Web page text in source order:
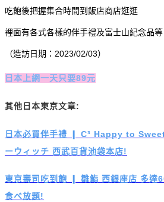
吃飽後把握集合時間到飯店商店逛逛
裡面有各式各樣的伴手禮及富士山紀念品
（造訪日期：2023/02/03）
日本上網一天只要89元
其他日本東京文章:
日本必買伴手禮 ❙ C³ Happy to
ーウィッチ 西武百貨池袋本店!
東京壽司吃到飽 ❙ 雛鮨 西銀座店 多達
食べ放題!